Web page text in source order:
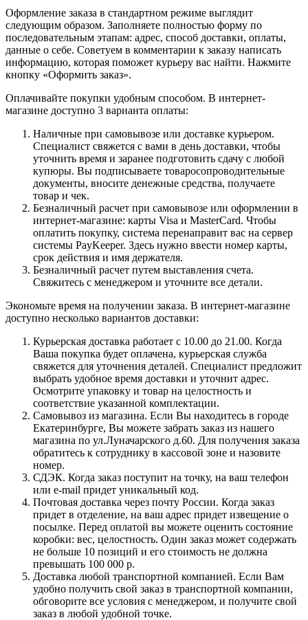
Оформление заказа в стандартном режиме выглядит
следующим образом. Заполняете полностью форму по
последовательным этапам: адрес, способ доставки, оплаты,
данные о себе. Советуем в комментарии к заказу написать
информацию, которая поможет курьеру вас найти. Нажмите
кнопку «Оформить заказ».
Оплачивайте покупки удобным способом. В интернет-
магазине доступно 3 варианта оплаты:
Наличные при самовывозе или доставке курьером.
Специалист свяжется с вами в день доставки, чтобы
уточнить время и заранее подготовить сдачу с любой
купюры. Вы подписываете товаросопроводительные
документы, вносите денежные средства, получаете
товар и чек.
Безналичный расчет при самовывозе или оформлении в
интернет-магазине: карты Visa и MasterCard. Чтобы
оплатить покупку, система перенаправит вас на сервер
системы PayKeeper. Здесь нужно ввести номер карты,
срок действия и имя держателя.
Безналичный расчет путем выставления счета.
Свяжитесь с менеджером и уточните все детали.
Экономьте время на получении заказа. В интернет-магазине
доступно несколько вариантов доставки:
Курьерская доставка работает с 10.00 до 21.00. Когда
Ваша покупка будет оплачена, курьерская служба
свяжется для уточнения деталей. Специалист предложит
выбрать удобное время доставки и уточнит адрес.
Осмотрите упаковку и товар на целостность и
соответствие указанной комплектации.
Самовывоз из магазина. Если Вы находитесь в городе
Екатеринбурге, Вы можете забрать заказ из нашего
магазина по ул.Луначарского д.60. Для получения заказа
обратитесь к сотруднику в кассовой зоне и назовите
номер.
СДЭК. Когда заказ поступит на точку, на ваш телефон
или e-mail придет уникальный код.
Почтовая доставка через почту России. Когда заказ
придет в отделение, на ваш адрес придет извещение о
посылке. Перед оплатой вы можете оценить состояние
коробки: вес, целостность. Один заказ может содержать
не больше 10 позиций и его стоимость не должна
превышать 100 000 р.
Доставка любой транспортной компанией. Если Вам
удобно получить свой заказ в транспортной компании,
обговорите все условия с менеджером, и получите свой
заказ в любой удобной точке.